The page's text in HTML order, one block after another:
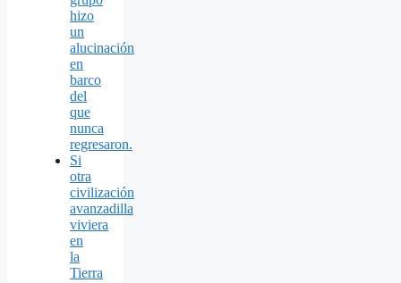
hizo
un
alucinación
en
barco
del
que
nunca
regresaron.
Si
otra
civilización
avanzadilla
viviera
en
la
Tierra